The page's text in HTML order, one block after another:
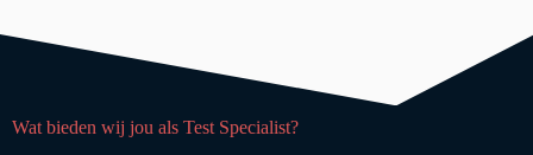
Wat bieden wij jou als Test Specialist?